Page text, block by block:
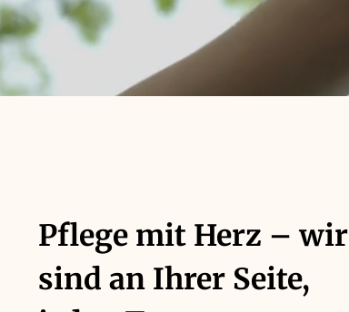
Pflege mit Herz – wir
sind an Ihrer Seite,